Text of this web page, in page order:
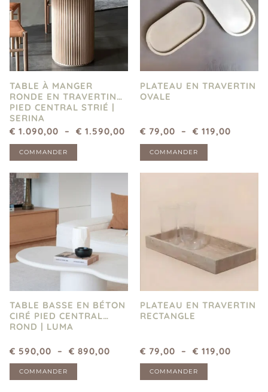
TABLE À MANGER
RONDE EN TRAVERTIN
PIED CENTRAL STRIÉ |
SERINA
€ 1.090,00 – € 1.590,00
COMMANDER
PLATEAU EN TRAVERTIN
OVALE
€ 79,00 – € 119,00
COMMANDER
TABLE BASSE EN BÉTON
CIRÉ PIED CENTRAL
ROND | LUMA
€ 590,00 – € 890,00
COMMANDER
PLATEAU EN TRAVERTIN
RECTANGLE
€ 79,00 – € 119,00
COMMANDER